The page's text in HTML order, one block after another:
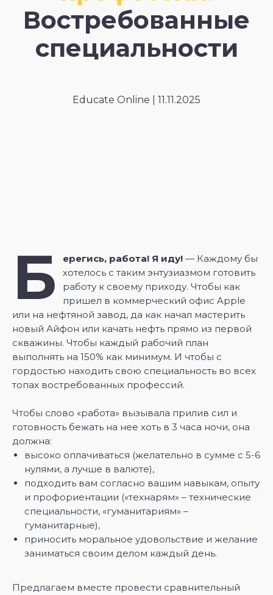
Востребованные
специальности
Educate Online | 11.11.2025
Б ерегись, работа! Я иду! — Каждому бы
хотелось с таким энтузиазмом готовить
работу к своему приходу. Чтобы как
пришел в коммерческий офис Apple
или на нефтяной завод, да как начал мастерить
новый Айфон или качать нефть прямо из первой
скважины. Чтобы каждый рабочий план
выполнять на 150% как минимум. И чтобы с
гордостью находить свою специальность во всех
топах востребованных профессий.
Чтобы слово «работа» вызывала прилив сил и
готовность бежать на нее хоть в 3 часа ночи, она
должна:
высоко оплачиваться (желательно в сумме с 5-6
нулями, а лучше в валюте),
подходить вам согласно вашим навыкам, опыту
и профориентации («технарям» – технические
специальности, «гуманитариям» –
гуманитарные),
приносить моральное удовольствие и желание
заниматься своим делом каждый день.
Предлагаем вместе провести сравнительный